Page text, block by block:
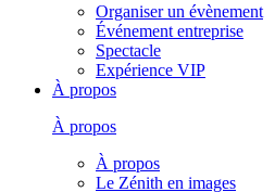
Organiser un évènement
Événement entreprise
Spectacle
Expérience VIP
À propos
À propos
À propos
Le Zénith en images